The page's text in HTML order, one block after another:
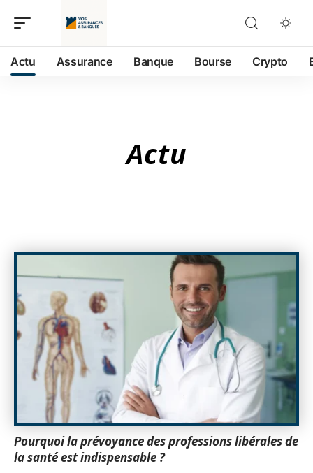
Actu Assurance Banque Bourse Crypto
Actu
Pourquoi la prévoyance des professions libérales de
la santé est indispensable ?